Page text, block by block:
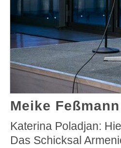
Meike Feßmann
Katerina Poladjan:
Das Schicksal